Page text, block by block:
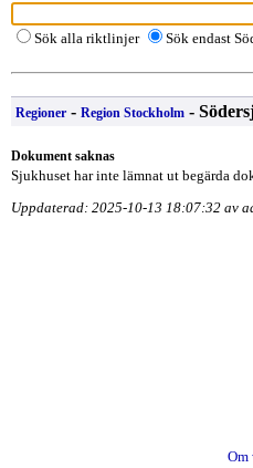
Sök alla riktlinjer Sök endast
Regioner - Region Stockholm -
Dokument saknas
Sjukhuset har inte lämnat ut begärda
Uppdaterad: 2025-10-13 18:07:32 av
Om